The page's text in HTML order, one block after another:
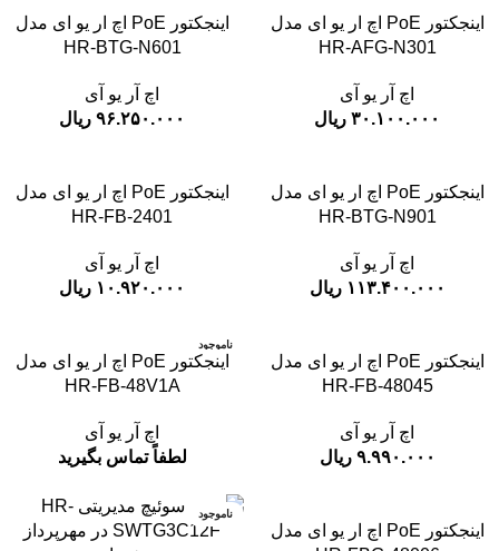
اینجکتور PoE اچ ار یو ای مدل
HR-AFG-N301
اچ آر یو آی
۳۰.۱۰۰.۰۰۰ ریال
اینجکتور PoE اچ ار یو ای مدل
HR-BTG-N601
اچ آر یو آی
۹۶.۲۵۰.۰۰۰ ریال
اینجکتور PoE اچ ار یو ای مدل
HR-BTG-N901
اچ آر یو آی
۱۱۳.۴۰۰.۰۰۰ ریال
اینجکتور PoE اچ ار یو ای مدل
HR-FB-2401
اچ آر یو آی
۱۰.۹۲۰.۰۰۰ ریال
اینجکتور PoE اچ ار یو ای مدل
HR-FB-48045
اچ آر یو آی
۹.۹۹۰.۰۰۰ ریال
ناموجود
اینجکتور PoE اچ ار یو ای مدل
HR-FB-48V1A
اچ آر یو آی
لطفاً تماس بگیرید
اینجکتور PoE اچ ار یو ای مدل
ناموجود